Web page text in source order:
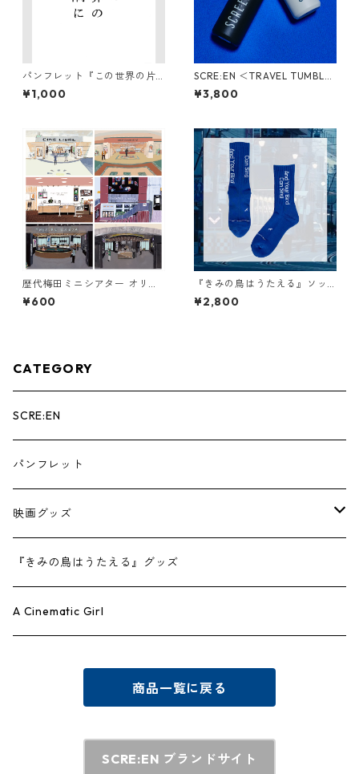
パンフレット『この世界の片
隅に』
¥1,000
SCRE:EN ＜TRAVEL TUMBLE
R＞
¥3,800
歴代梅田ミニシアター オリジ
ナルポストカードセット
¥600
『きみの鳥はうたえる』ソッ
クス
¥2,800
CATEGORY
SCRE:EN
パンフレット
映画グッズ
映画Ｔシャツ
『はい、泳げません』公式グッズ
『きみの鳥はうたえる』グッズ
A Cinematic Girl
商品一覧に戻る
SCRE:EN ブランドサイト